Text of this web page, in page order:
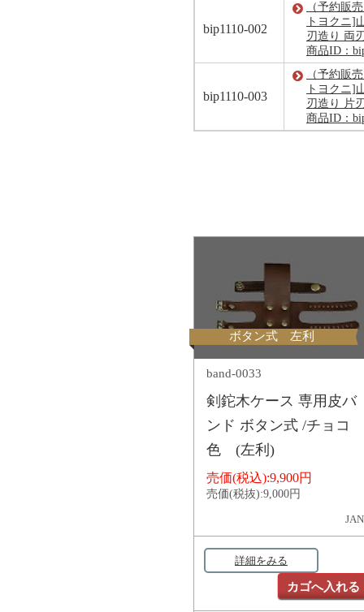
bip1110-002
（予約販
トヨクニ]
刃造り 両
商品ID：
bip1110-003
（予約販
トヨクニ]
刃造り 片
商品ID：
ボタン式 左利
band-0033
剣鉈木ケース 専用皮バ
ンド ボタン式 /チョコ
色 (左利)
売価(税込):9,900円
売価(税抜):9,000円
詳細をみる
カゴへ入れる